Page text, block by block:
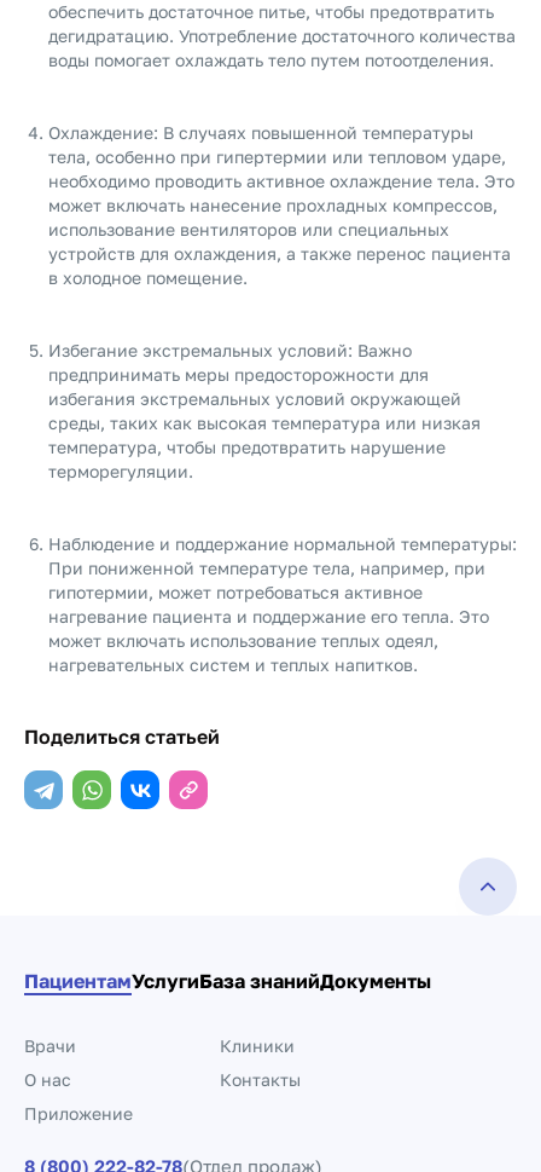
обеспечить достаточное питье, чтобы предотвратить
дегидратацию. Употребление достаточного количества
воды помогает охлаждать тело путем потоотделения.
Охлаждение: В случаях повышенной температуры
тела, особенно при гипертермии или тепловом ударе,
необходимо проводить активное охлаждение тела. Это
может включать нанесение прохладных компрессов,
использование вентиляторов или специальных
устройств для охлаждения, а также перенос пациента
в холодное помещение.
Избегание экстремальных условий: Важно
предпринимать меры предосторожности для
избегания экстремальных условий окружающей
среды, таких как высокая температура или низкая
температура, чтобы предотвратить нарушение
терморегуляции.
Наблюдение и поддержание нормальной температуры:
При пониженной температуре тела, например, при
гипотермии, может потребоваться активное
нагревание пациента и поддержание его тепла. Это
может включать использование теплых одеял,
нагревательных систем и теплых напитков.
Поделиться статьей
ПациентамУслугиБаза знанийДокументы
Врачи
Клиники
О нас
Контакты
Приложение
8 (800) 222-82-78(Отдел продаж)